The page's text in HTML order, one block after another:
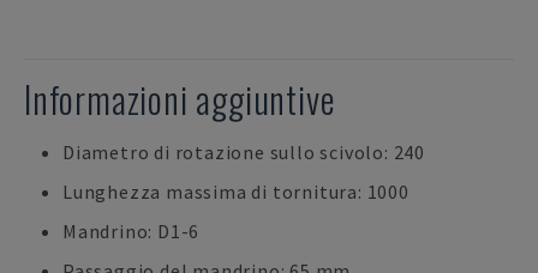
Informazioni aggiuntive
Diametro di rotazione sullo scivolo: 240
Lunghezza massima di tornitura: 1000
Mandrino: D1-6